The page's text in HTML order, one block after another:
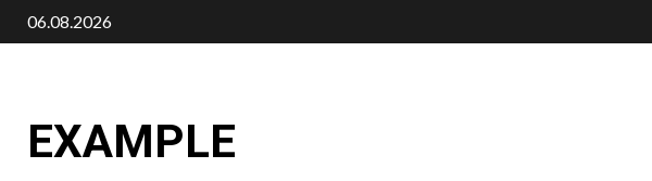
Skip
to
06.08.2026
EXAMPLE